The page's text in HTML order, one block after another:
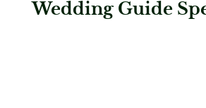
Wedding Guide